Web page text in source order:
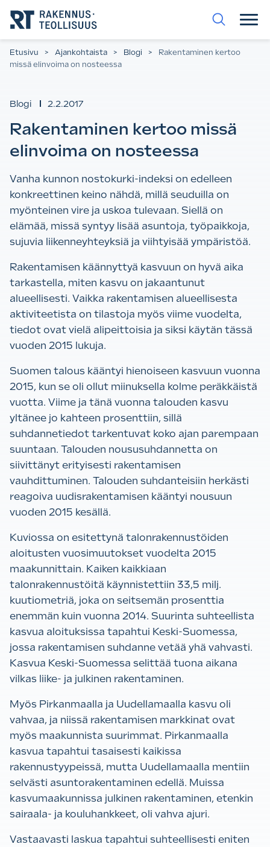
suoraan
sisältöön.
Etusivu > Ajankohtaista > Blogi >
Rakentaminen kertoo
missä elinvoima on nosteessa
Blogi 2.2.2017
Rakentaminen kertoo missä
elinvoima on nosteessa
Vanha kunnon nostokurki-indeksi on edelleen
konkreettinen keino nähdä, millä seuduilla on
myönteinen vire ja uskoa tulevaan. Siellä on
elämää, missä syntyy lisää asuntoja, työpaikkoja,
sujuvia liikenneyhteyksiä ja viihtyisää ympäristöä.
Rakentamisen käännyttyä kasvuun on hyvä aika
tarkastella, miten kasvu on jakaantunut
alueellisesti. Vaikka rakentamisen alueellisesta
aktiviteetista on tilastoja myös viime vuodelta,
tiedot ovat vielä alipeittoisia ja siksi käytän tässä
vuoden 2015 lukuja.
Suomen talous kääntyi hienoiseen kasvuun vuonna
2015, kun se oli ollut miinuksella kolme peräkkäistä
vuotta. Viime ja tänä vuonna talouden kasvu
yltänee jo kahteen prosenttiin, sillä
suhdannetiedot tarkentuvat koko ajan parempaan
suuntaan. Talouden noususuhdannetta on
siivittänyt erityisesti rakentamisen
vauhdittuminen. Talouden suhdanteisiin herkästi
reagoiva uudisrakentamisen kääntyi nousuun
vuoden 2015 kesällä.
Kuviossa on esitettynä talonrakennustöiden
aloitusten vuosimuutokset vuodelta 2015
maakunnittain. Kaiken kaikkiaan
talonrakennustöitä käynnistettiin 33,5 milj.
kuutiometriä, joka on seitsemän prosenttia
enemmän kuin vuonna 2014. Suurinta suhteellista
kasvua aloituksissa tapahtui Keski-Suomessa,
jossa rakentamisen suhdanne vetää yhä vahvasti.
Kasvua Keski-Suomessa selittää tuona aikana
vilkas liike- ja julkinen rakentaminen.
Myös Pirkanmaalla ja Uudellamaalla kasvu oli
vahvaa, ja niissä rakentamisen markkinat ovat
myös maakunnista suurimmat. Pirkanmaalla
kasvua tapahtui tasaisesti kaikissa
rakennustyypeissä, mutta Uudellamaalla mentiin
selvästi asuntorakentaminen edellä. Muissa
kasvumaakunnissa julkinen rakentaminen, etenkin
sairaala- ja kouluhankkeet, oli vahva ajuri.
Vastaavasti laskua tapahtui suhteellisesti eniten